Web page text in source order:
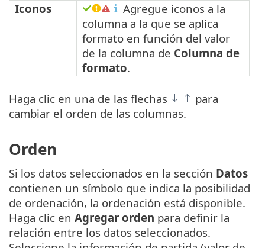
Iconos
Agregue iconos a la
columna a la que se aplica
formato en función del valor
de la columna de Columna de
formato.
Haga clic en una de las flechas
para
cambiar el orden de las columnas.
Orden
Si los datos seleccionados en la sección Datos
contienen un símbolo que indica la posibilidad
de ordenación, la ordenación está disponible.
Haga clic en Agregar orden para definir la
relación entre los datos seleccionados.